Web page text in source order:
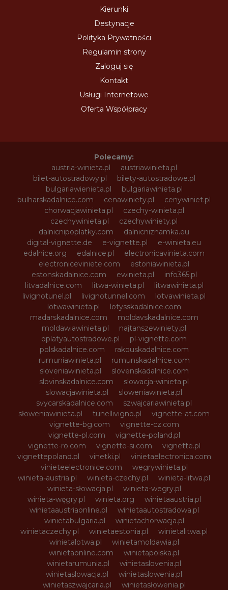
Kierunki
Destynacje
Polityka Prywatności
Regulamin strony
Zaloguj się
Kontakt
Usługi Internetowe
Oferta Współpracy
Polecamy:
austria-winieta.pl
austriawinieta.pl
bilet-autostradowy.pl
bilety-autostradowe.pl
bulgariawienieta.pl
bulgariawinieta.pl
bulharskadalnice.com
cenawiniety.pl
cenywiniet.pl
chorwacjawinieta.pl
czechy-winieta.pl
czechywinieta.pl
czechywiniety.pl
dalnicnipoplatky.com
dalnicniznamka.eu
digital-vignette.de
e-vignette.pl
e-winieta.eu
edalnice.org
edalnice.pl
electronicavinieta.com
electroniceviniete.com
estoniawinieta.pl
estonskadalnice.com
ewinieta.pl
info365.pl
litvadalnice.com
litwa-winieta.pl
litwawinieta.pl
livignotunel.pl
livignotunnel.com
lotvawinieta.pl
lotwawinieta.pl
lotysskadalnice.com
madarskadalnice.com
moldavskadalnice.com
moldawiawinieta.pl
najtanszewiniety.pl
oplatyautostradowe.pl
pl-vignette.com
polskadalnice.com
rakouskadalnice.com
rumuniawinieta.pl
rumunskadalnice.com
sloveniawinieta.pl
slovenskadalnice.com
slovinskadalnice.com
slowacja-winieta.pl
slowacjawinieta.pl
sloweniawinieta.pl
svycarskadalnice.com
szwajcariawinieta.pl
słoweniawinieta.pl
tunellivigno.pl
vignette-at.com
vignette-bg.com
vignette-cz.com
vignette-pl.com
vignette-poland.pl
vignette-ro.com
vignette-si.com
vignette.pl
vignettepoland.pl
vinetki.pl
vinietaelectronica.com
vinieteelectronice.com
wegrywinieta.pl
winieta-austria.pl
winieta-czechy.pl
winieta-litwa.pl
winieta-słowacja.pl
winieta-wegry.pl
winieta-węgry.pl
winieta.org
winietaaustria.pl
winietaaustriaonline.pl
winietaautostradowa.pl
winietabulgaria.pl
winietachorwacja.pl
winietaczechy.pl
winietaestonia.pl
winietalitwa.pl
winietalotwa.pl
winietamoldawia.pl
winietaonline.com
winietapolska.pl
winietarumunia.pl
winietaslovenia.pl
winietaslowacja.pl
winietaslowenia.pl
winietaszwajcaria.pl
winietasłowenia.pl